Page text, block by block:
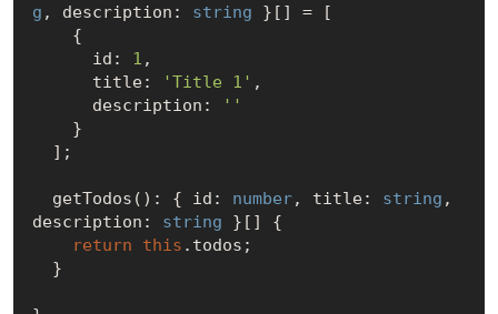
g , description: string }[] = [
      id:
1 ,
      title:
'Title 1' ,
      description:
''
  getTodos(): { id:
number, title: string ,
description: string }[] {
return
this .todos;